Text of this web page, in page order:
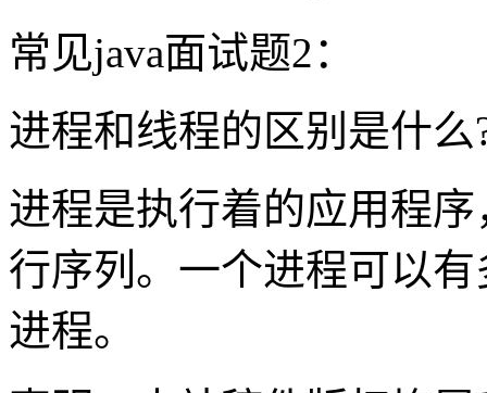
常见java面试题2：
进程和线程的区别是什么
进程是执行着的应用程
行序列。一个进程可以
进程。